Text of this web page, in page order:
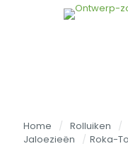
Home / Rolluiken /
Jaloezieën
/ Roka-